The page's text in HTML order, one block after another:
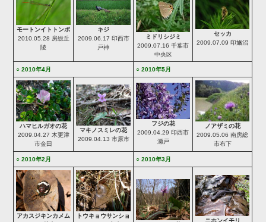
モートンイトトンボ
2010.05.28 房総丘
陵
キジ
2009.06.17 印西市
戸神
ミドリシジミ
2009.07.16 千葉市
中央区
セッカ
2009.07.09 印旛沼
○ 2010年4月 ○ 2010年5月
ハマヒルガオの花
2009.04.27 木更津
市金田
マキノスミレの花
2009.04.13 市原市
フジの花
2009.04.29 印西市
瀬戸
ノアザミの花
2009.05.06 南房総
市布下
○ 2010年2月 ○ 2010年3月
アカスジキンカメム
トウキョウサンショ
ニホンイモリ